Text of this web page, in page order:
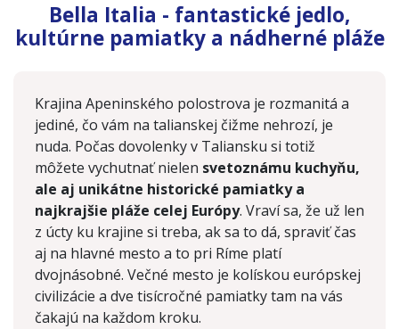
Bella Italia - fantastické jedlo,
kultúrne pamiatky a nádherné pláže
Krajina Apeninského polostrova je rozmanitá a
jediné, čo vám na talianskej čižme nehrozí, je
nuda. Počas dovolenky v Taliansku si totiž
môžete vychutnať nielen svetoznámu kuchyňu,
ale aj unikátne historické pamiatky a
najkrajšie pláže celej Európy. Vraví sa, že už len
z úcty ku krajine si treba, ak sa to dá, spraviť čas
aj na hlavné mesto a to pri Ríme platí
dvojnásobné. Večné mesto je kolískou európskej
civilizácie a dve tisícročné pamiatky tam na vás
čakajú na každom kroku.